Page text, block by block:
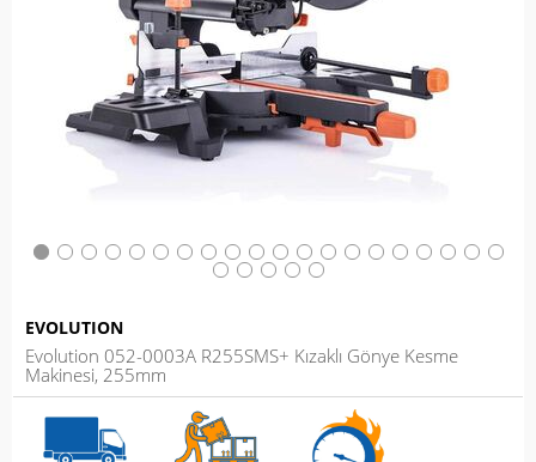
EVOLUTION
Evolution 052-0003A R255SMS+ Kızaklı Gönye Kesme
Makinesi, 255mm